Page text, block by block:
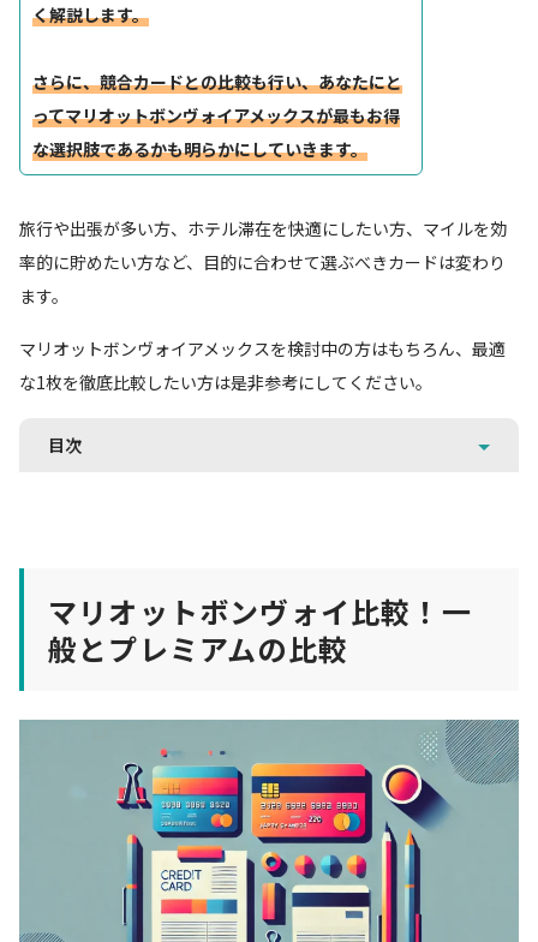
く解説します。
さらに、競合カードとの比較も行い、あなたにと
ってマリオットボンヴォイアメックスが最もお得
な選択肢であるかも明らかにしていきます。
旅行や出張が多い方、ホテル滞在を快適にしたい方、マイルを効
率的に貯めたい方など、目的に合わせて選ぶべきカードは変わり
ます。
マリオットボンヴォイアメックスを検討中の方はもちろん、最適
な1枚を徹底比較したい方は是非参考にしてください。
目次
マリオットボンヴォイ比較！一
般とプレミアムの比較